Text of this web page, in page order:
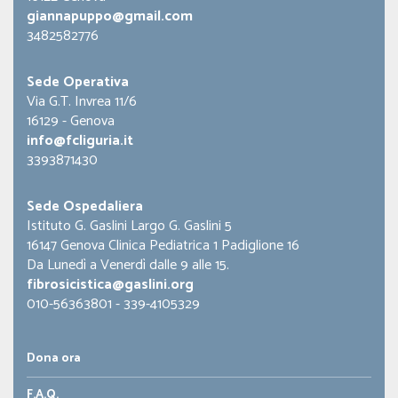
giannapuppo@gmail.com
3482582776
Sede Operativa
Via G.T. Invrea 11/6
16129 - Genova
info@fcliguria.it
3393871430
Sede Ospedaliera
Istituto G. Gaslini Largo G. Gaslini 5
16147 Genova Clinica Pediatrica 1 Padiglione 16
Da Lunedì a Venerdì dalle 9 alle 15.
fibrosicistica@gaslini.org
010-56363801 - 339-4105329
Dona ora